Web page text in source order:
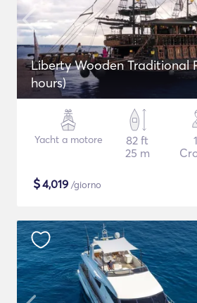
Liberty Wooden Traditional
hours)
Yacht a motore
82 ft
25 m
$4,019 /giorno